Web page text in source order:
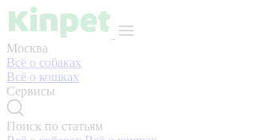
Москва
Всё о собаках
Всё о кошках
Сервисы
Поиск по статьям